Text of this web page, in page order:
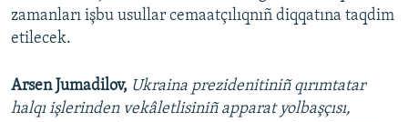
zamanları işbu usullar cemaatçılıqnıñ diqqatına taqdim
etilecek.
Arsen Jumadilov, Ukraina prezidenitiniñ qırımtatar
halqı işlerinden vekâletlisiniñ apparat yolbaşçısı,